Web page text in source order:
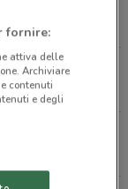
fornire:
attiva delle
Archiviare
contenuti
e degli